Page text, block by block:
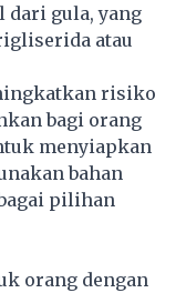
dari gula, yang
atau
risiko
bagi orang
menyiapkan
bahan
pilihan
orang dengan